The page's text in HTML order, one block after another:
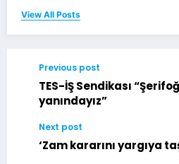
View All Posts
Previous post
TES-İŞ Sendikası
yanındayız”
Next post
‘Zam kararını yargıya